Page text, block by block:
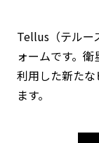
Tellus（テルー
ォームです。
利用した新た
ます。